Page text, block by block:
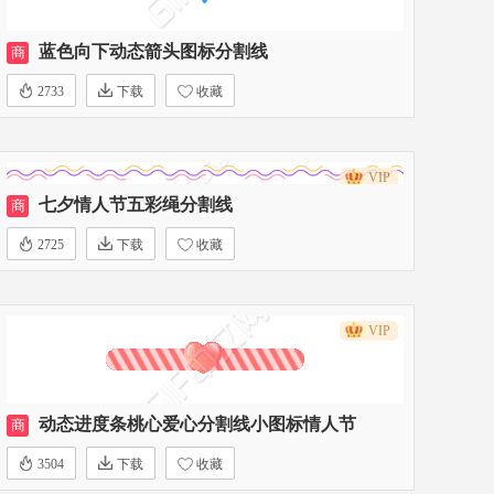
商 蓝色向下动态箭头图标分割线
2733 下载 收藏
VIP
商 七夕情人节五彩绳分割线
2725 下载 收藏
VIP
商 动态进度条桃心爱心分割线小图标情人节
3504 下载 收藏